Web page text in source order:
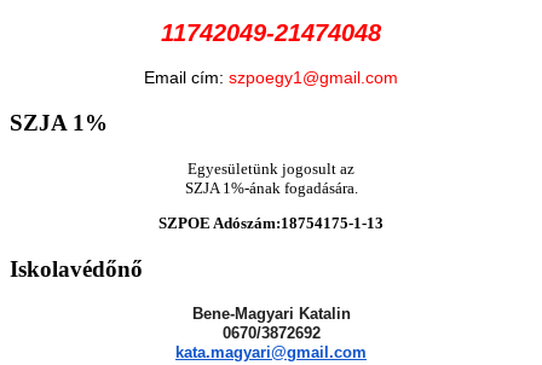
11742049-21474048
Email cím: szpoegy1@gmail.com
SZJA1%
Egyesületünk jogosult az
SZJA 1%-ának fogadására.
SZPOE Adószám:18754175-1-13
Iskolavédőnő
Bene-Magyari Katalin
0670/3872692
kata.magyari@gmail.com